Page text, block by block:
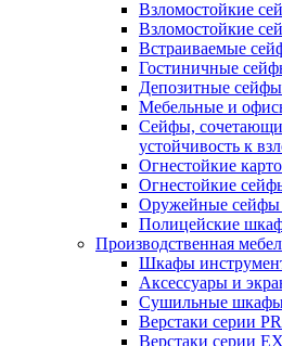
Взломостойкие
Взломостойкие
Встраиваемые
Гостиничные
Депозитные сейфы
Мебельные и
Сейфы,
устойчивость к
Огнестойкие
Огнестойкие
Оружейные
Полицейские
Производственная
Шкафы
Аксессуары и
Cушильные
Верстаки серии
Верстаки серии